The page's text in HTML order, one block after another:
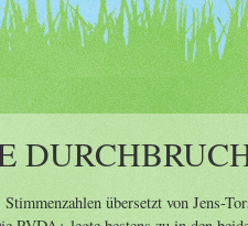
Hedebouw, Sprecher der PTB+ bzw. PVDA+, ließ dazu verlautbaren: „Lüttich ist ein Stück roter an diesem Abend geworden. Wir wurden die zweitstärkste Partei in den Arbeiterortschaften Seraing und Herstal, und wir schafften den Einzug in den Stadtrat der größten Stadt in der Wallonie. Wir haben unsere Kampagnen thematisch um bezahlbaren Wohnraum, Arbeitsplätze, Abfallsteuern auf die politische Tagesordnung bringen können. Und wir haben die Sehnsucht des Volkes nach einer starken linken Partei verspürt, die sich in Worten und Taten treu bleibt. Das geht auch deutlich aus der massenhaften Unterstützung für die Kommunistische Partei hervor, deren Kandidat in Seraing gewählt wurde.“ Die PVDA+ bedankt sich bei allen ihren Wählern für die Stimmen und bei allen Mitgliedern für das geleistete Engagement. Das Ergebnis hat landesweit Bedeutung. Wenn Bart de Wever von diesem Wahlausgang einen Trampolinsprung in das Jahr 2014 machen will, die Regierung ihren Sparkurs weiter forcieren will, dann hat die PVDA+ sich jetzt als eine gestärkte Partei etabliert, die sich vor Ort und landesweit als gesellschaftliche Opposition von links engagieren wird. PVDA+ WILL IN ZELZATE FORTSCHRITTLICHES KOALITION AUFSTELLEN In Zelzate wurde die konsequent linke PVDA+ die zweitstärkste Partei und legte bei ihrem hohen Ergebnis aus dem Jahr 2006 mit jetzt 22% noch leicht zu, gut für 6 Gemeinderatssitze. Damit wurde die PVDA+ in Zelzate politisch bedeutsamer als die sozialdemokratische SP.a, die auf 5 Sitze mit 18% zurückgefallen ist. Größte Partei in Zelzate wurde die liberale VLD mit 8 Sitzen. SP.a und VLD haben in Zelzate sechs Jahre lang die Probleme ausgesessen anstatt sie anzupacken, wofür die SP.a jetzt die Quittung erhalten hat. „Wir haben inzwischen Schritte unternommen, um eine fortschrittliche Koalition auf die Beine zu stellen“, sagte Geert Asman, Listenführer der PVDA+ in Zelzate. „Wir wollen ab Morgen Gespräche mit der SP.a aufnehmen und auch mit der christdemokratischen CD&V/Freies Zelzate sprechen, um zusammen eine fortschrittliche Politik in Zelzate umzusetzen. Auf diese Weise wollen wir eine positive Alternative zur einer neuen Koalition unter Führung der VLD anbieten, mit welcher es lediglich eine drastische Sparpolitik zum Nachteil der Bevölkerungsmehrheit geben würde.“ PVDA+-